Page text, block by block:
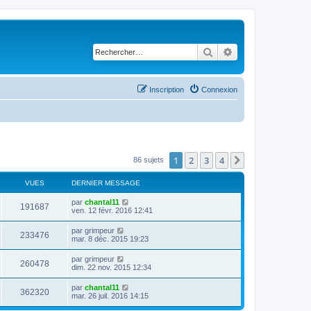
Rechercher
Connexion
Inscription
86 sujets 1 2 3 4
VUES DERNIER MESSAGE
191687
u
D
e
i
e
r
m
e
s
s
a
g
e
par chantal11
ven. 12 févr. 2016 12:41
233476
u
D
e
i
e
r
m
e
s
par grimpeur
mar. 8 déc. 2015 19:23
260478
u
D
e
i
e
r
par grimpeur
dim. 22 nov. 2015 12:34
362320V
D
e
par chantal11
mar. 26 juil. 2016 14:15